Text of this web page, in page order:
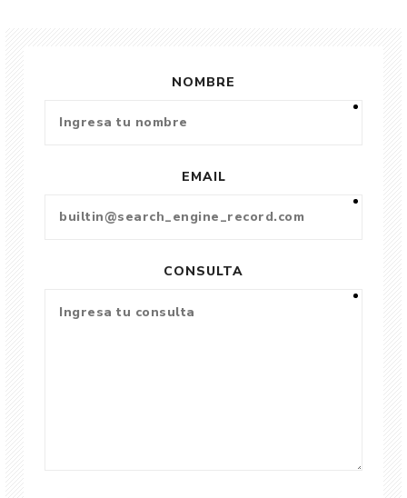
NOMBRE
EMAIL
CONSULTA